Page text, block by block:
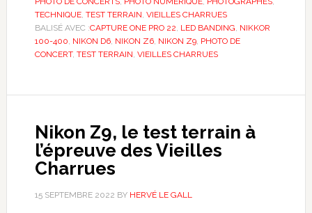
TECHNIQUE, TEST TERRAIN VIEILLES CHARRUES
BALISÉ AVEC :CAPTURE ONE PRO 22 LED BANDING NIKKOR
100-400 NIKON D6, NIKON Z6, NIKON Z9, PHOTO DE
CONCERT, TEST TERRAIN VIEILLES CHARRUES
Nikon Z9, le test terrain à
l’épreuve des Vieilles
Charrues
15 SEPTEMBRE 2022 BY HERVÉ LE GALL